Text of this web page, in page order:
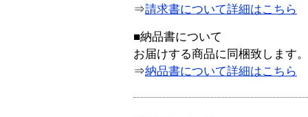
⇒請求書について詳細はこちら
■納品書について
お届けする商品に同梱致します。
⇒納品書について詳細はこちら